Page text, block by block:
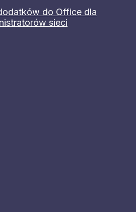
do Office dla
sieci